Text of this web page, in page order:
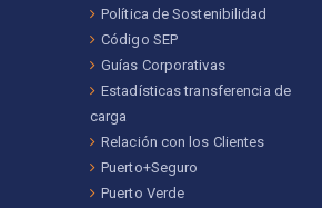
Política de Sostenibilidad
Código SEP
Guías Corporativas
Estadísticas transferencia de
carga
Relación con los Clientes
Puerto+Seguro
Puerto Verde